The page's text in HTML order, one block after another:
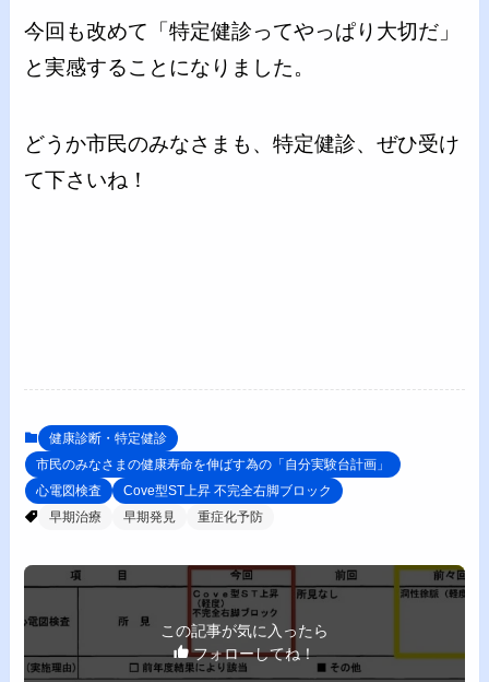
今回も改めて「特定健診ってやっぱり大切だ」
と実感することになりました。
どうか市民のみなさまも、特定健診、ぜひ受け
て下さいね！
健康診断・特定健診
市民のみなさまの健康寿命を伸ばす為の「自分実験台計画」
心電図検査
Cove型ST上昇 不完全右脚ブロック
早期治療
早期発見 重症化予防
この記事が気に入ったら
フォローしてね！